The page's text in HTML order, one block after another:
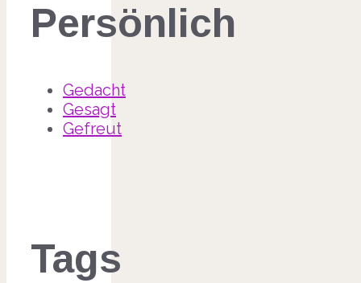
Persönlich
Gedacht
Gesagt
Gefreut
Tags